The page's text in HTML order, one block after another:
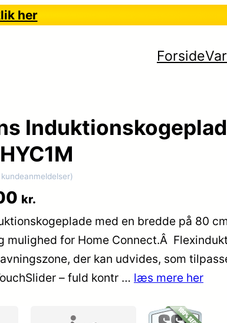
her
Forside
kr.
med en bredde på 80
mulighed for Home Connect.Â
der kan udvides, som
– fuld kontr … læs mere her